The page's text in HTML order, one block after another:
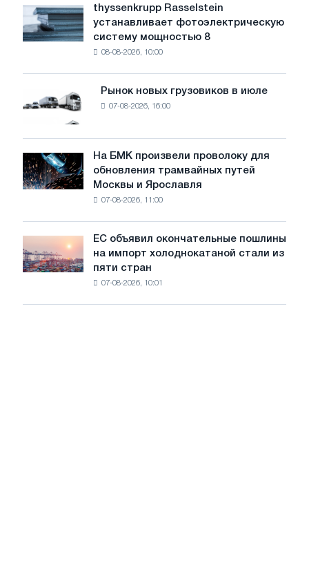
воды
угрожает
безопасности
thyssenkrupp
Rasselstein
устанавливает
фотоэлектрическую
достижения
целей
обезуглероживания
thyssenkrupp Rasselstein
устанавливает фотоэлектрическую
систему мощностью 8
08-08-2026, 10:00
Рынок
новых
грузовиков
в
июле
Рынок новых грузовиков в июле
07-08-2026, 16:00
На
БМК
произвели
трамвайных
путей
Москвы
Ярославля
На БМК произвели проволоку для
обновления трамвайных путей
Москвы и Ярославля
07-08-2026, 11:00
объявил
окончательные
ЕС объявил окончательные пошлины
на импорт холоднокатаной стали из
пяти стран
07-08-2026, 10:01